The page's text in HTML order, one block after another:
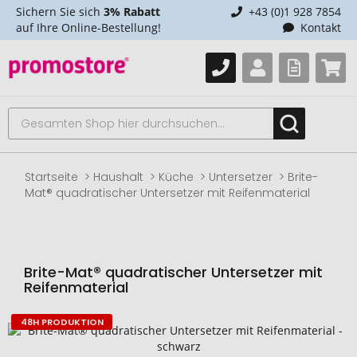
Sichern Sie sich 3% Rabatt
auf Ihre Online-Bestellung!
+43 (0)1 928 7854
Kontakt
Startseite Haushalt Küche Untersetzer
Brite-
Mat® quadratischer Untersetzer mit Reifenmaterial
Brite-Mat® quadratischer Untersetzer mit
Reifenmaterial
Zum
48H PRODUKTION